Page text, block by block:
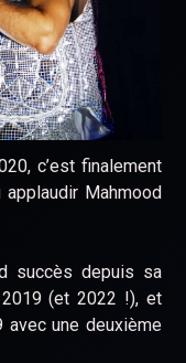
c’est finalement
Mahmood
succès depuis sa
(et 2022 !), et
avec une deuxième